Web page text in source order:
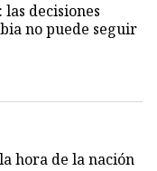
las decisiones
no puede seguir
hora de la nación